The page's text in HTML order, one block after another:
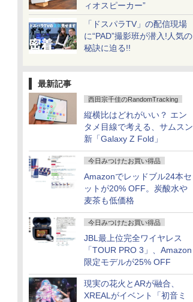
ィオスピーカー”
「ドスパラTV」の配信現場
に“PAD”撮影班が潜入!人気の
秘訣に迫る!!
最新記事
西田宗千佳のRandomTracking
縦横比はどれがいい？ エン
タメ目線で考える、サムスン
新「Galaxy Z Fold」
今日みつけたお買い得品
Amazonでレッドブル24本セ
ットが20% OFF。炭酸水や
麦茶も低価格
今日みつけたお買い得品
JBL最上位完全ワイヤレス
「TOUR PRO 3」、Amazon
限定モデルが25% OFF
現実の花火とARが融合、
XREALがイベント「初音ミ